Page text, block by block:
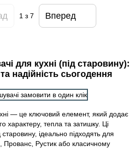
1з 7 Вперед
для кухні (під старовину):
надійність сьогодення
— це ключовий елемент, який додає
характеру, тепла та затишку. Ці
старовину, ідеально підходять для
Прованс, Рустик або класичному